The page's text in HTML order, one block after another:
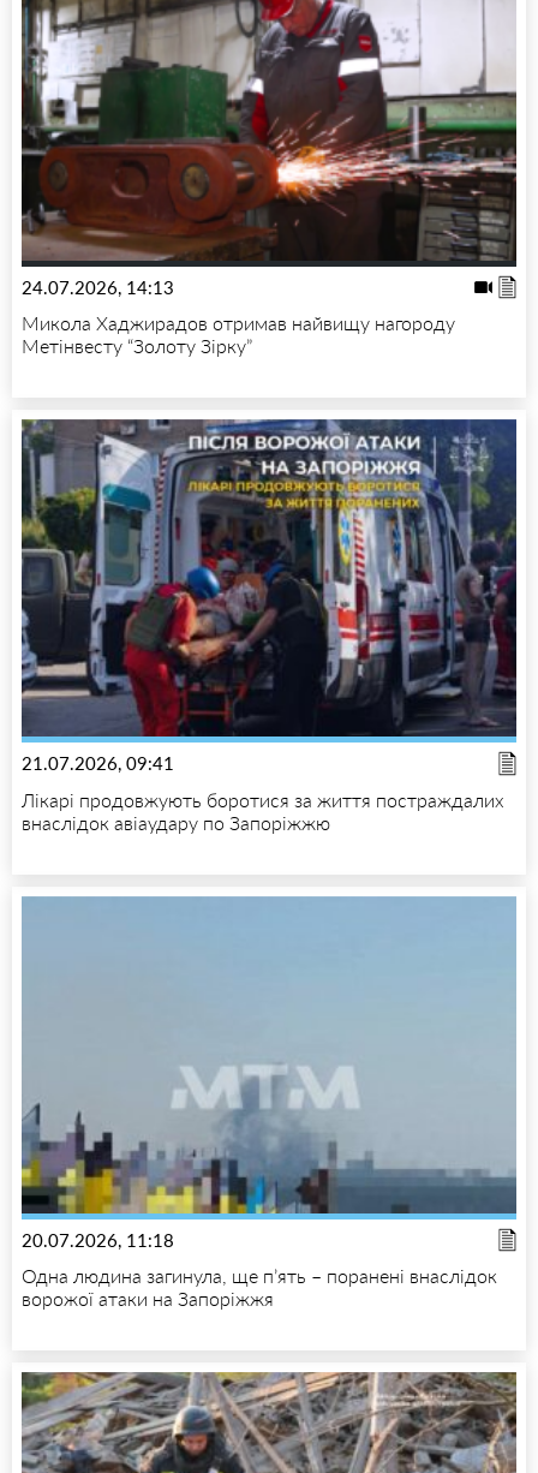
24.07.2026, 14:13
Микола Хаджирадов отримав найвищу нагороду
Метінвесту “Золоту Зірку”
21.07.2026, 09:41
Лікарі продовжують боротися за життя постраждалих
внаслідок авіаудару по Запоріжжю
20.07.2026, 11:18
Одна людина загинула, ще п’ять – поранені внаслідок
ворожої атаки на Запоріжжя